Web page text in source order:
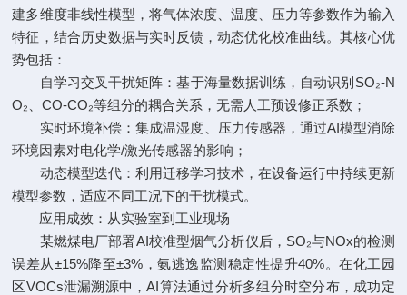
建多维度非线性模型，将气体浓度、温度、压力等参数作为输入
特征，结合历史数据与实时反馈，动态优化校准曲线。其核心优
势包括：
自学习交叉干扰矩阵：基于海量数据训练，自动识别SO₂-N
O₂、CO-CO₂等组分的耦合关系，无需人工预设修正系数；
实时环境补偿：集成温湿度、压力传感器，通过AI模型消除
环境因素对电化学/激光传感器的影响；
动态模型迭代：利用迁移学习技术，在设备运行中持续更新
模型参数，适应不同工况下的干扰模式。
应用成效：从实验室到工业现场
某燃煤电厂部署AI校准型烟气分析仪后，SO₂与NOx的检测
误差从±15%降至±3%，氨逃逸监测稳定性提升40%。在化工园
区VOCs泄漏溯源中，AI算法通过分析多组分时空分布，成功定